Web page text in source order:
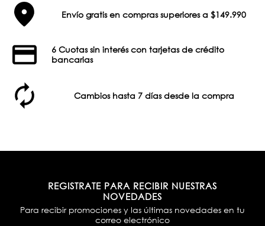
Envío gratis en compras superiores a $149.990
6 Cuotas sin interés con tarjetas de crédito
bancarias
Cambios hasta 7 días desde la compra
REGISTRATE PARA RECIBIR NUESTRAS
NOVEDADES
Para recibir promociones y las últimas novedades en tu
correo electrónico